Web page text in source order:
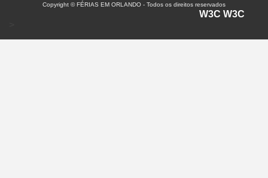
Copyright © FÉRIAS EM ORLANDO - Todos os direitos reservados
W3C W3C